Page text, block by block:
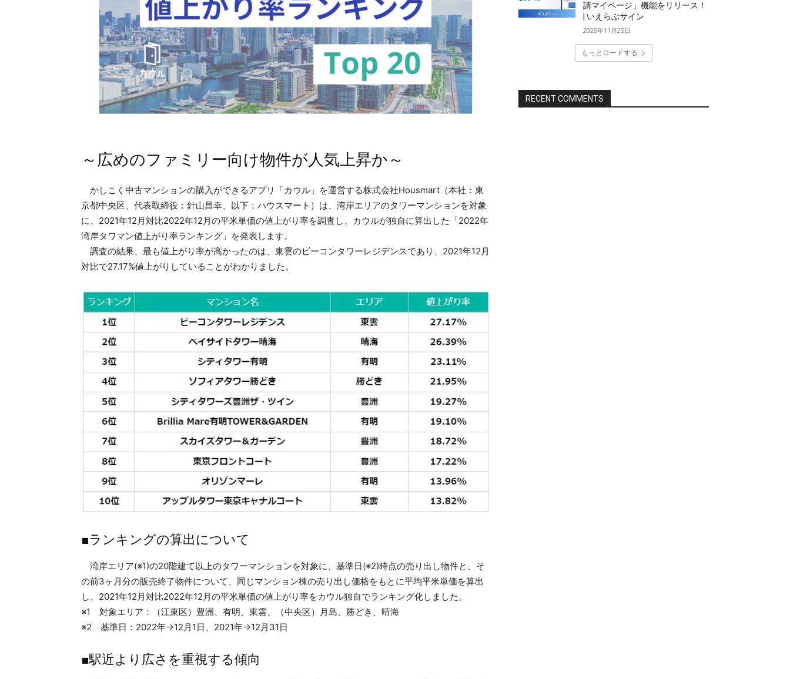
～広めのファミリー向け物件が人気上昇か～
かしこく中古マンションの購入ができるアプリ「カウル」を運営する株式会社Housmart（本社：東
京都中央区、代表取締役：針山昌幸、以下：ハウスマート）は、湾岸エリアのタワーマンションを対象
に、2021年12月対比2022年12月の平米単価の値上がり率を調査し、カウルが独自に算出した「2022年
湾岸タワマン値上がり率ランキング」を発表します。
調査の結果、最も値上がり率が高かったのは、東雲のビーコンタワーレジデンスであり、2021年12月
対比で27.17%値上がりしていることがわかりました。
■ランキングの算出について
湾岸エリア(※1)の20階建て以上のタワーマンションを対象に、基準日(※2)時点の売り出し物件と、そ
の前3ヶ月分の販売終了物件について、同じマンション棟の売り出し価格をもとに平均平米単価を算出
し、2021年12月対比2022年12月の平米単価の値上がり率をカウル独自でランキング化しました。
※1 対象エリア：（江東区）豊洲、有明、東雲、（中央区）月島、勝どき、晴海
※2 基準日：2022年→12月1日、2021年→12月31日
■駅近より広さを重視する傾向
請マイページ」機能をリリース！
| いえらぶサイン
2025年11月25日
もっとロードする
RECENT COMMENTS